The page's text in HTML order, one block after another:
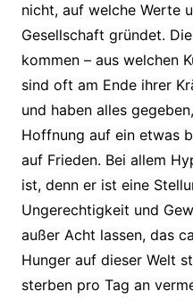
nicht, auf welche Werte
Gesellschaft gründet.
kommen – aus welchen
sind oft am Ende ihrer
und haben alles
Hoffnung auf ein etwas
auf Frieden. Bei allem
ist, denn er ist eine
Ungerechtigkeit und
außer Acht lassen, das
Hunger auf dieser Welt
sterben pro Tag an